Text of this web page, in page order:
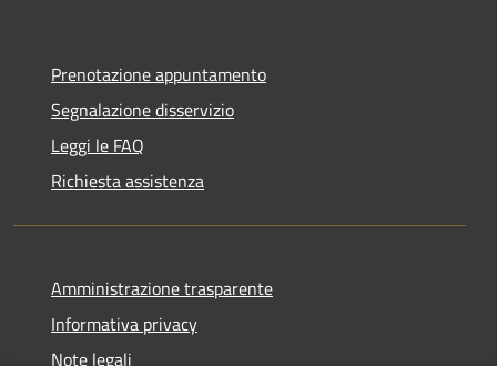
Prenotazione appuntamento
Segnalazione disservizio
Leggi le FAQ
Richiesta assistenza
Amministrazione trasparente
Informativa privacy
Note legali